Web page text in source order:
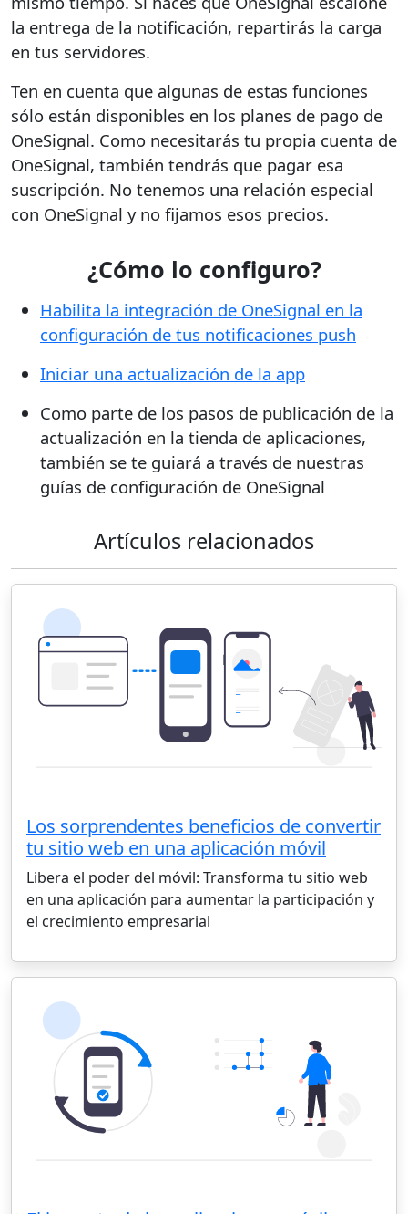
la entrega de la notificación, repartirás la carga
en tus servidores.
Ten en cuenta que algunas de estas funciones
sólo están disponibles en los planes de pago de
OneSignal. Como necesitarás tu propia cuenta de
OneSignal, también tendrás que pagar esa
suscripción. No tenemos una relación especial
con OneSignal y no fijamos esos precios.
¿Cómo lo configuro?
Habilita la integración de OneSignal en la
configuración de tus notificaciones push
Iniciar una actualización de la app
Como parte de los pasos de publicación de la
actualización en la tienda de aplicaciones,
también se te guiará a través de nuestras
guías de configuración de OneSignal
Artículos relacionados
Los sorprendentes beneficios de convertir
tu sitio web en una aplicación móvil
Libera el poder del móvil: Transforma tu sitio web
en una aplicación para aumentar la participación y
el crecimiento empresarial